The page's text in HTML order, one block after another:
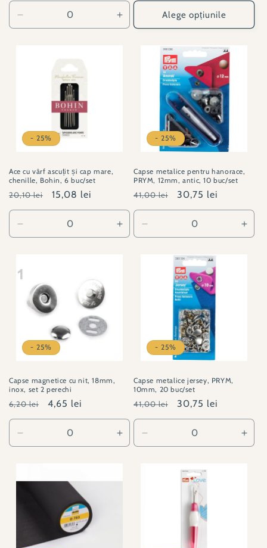
cantitatea
Creșteți
cantitatea
Alege opțiunile
- 25%
Ace cu vârf ascuțit și cap mare,
chenille, Bohin, 6 buc/set
Preț
obișnuit
20,10 lei
Preț
redus
15,08 lei
cantitatea
VR#00978
Creșteți
cantitatea
- 25%
Capse metalice pentru hanorace,
PRYM, 12mm, antic, 10 buc/set
Preț
obișnuit
41,00 lei
Preț
redus
30,75 lei
cantitatea
PY#390336
- 25%
Capse magnetice cu nit, 18mm,
inox, set 2 perechi
Preț
obișnuit
6,20 lei
Preț
redus
4,65 lei
cantitatea
Creșteți
cantitatea
- 25%
Capse metalice jersey, PRYM,
10mm, 20 buc/set
Preț
obișnuit
41,00 lei
Preț
redus
30,75 lei
cantitatea
PY#390104